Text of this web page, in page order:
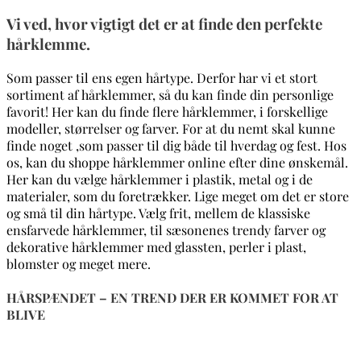
Vi ved, hvor vigtigt det er at finde den perfekte
hårklemme.
Som passer til ens egen hårtype. Derfor har vi et stort
sortiment af hårklemmer, så du kan finde din personlige
favorit! Her kan du finde flere hårklemmer, i forskellige
modeller, størrelser og farver. For at du nemt skal kunne
finde noget ,som passer til dig både til hverdag og fest. Hos
os, kan du shoppe hårklemmer online efter dine ønskemål.
Her kan du vælge hårklemmer i plastik, metal og i de
materialer, som du foretrækker. Lige meget om det er store
og små til din hårtype. Vælg frit, mellem de klassiske
ensfarvede hårklemmer, til sæsonenes trendy farver og
dekorative hårklemmer med glassten, perler i plast,
blomster og meget mere.
HÅRSPÆNDET – EN TREND DER ER KOMMET FOR AT
BLIVE